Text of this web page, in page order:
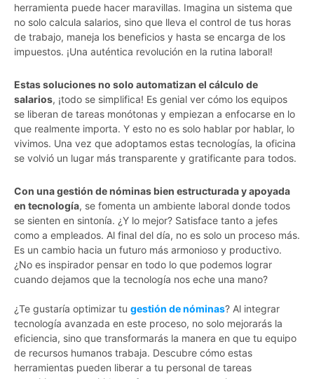
herramienta puede hacer maravillas. Imagina un sistema que
no solo calcula salarios, sino que lleva el control de tus horas
de trabajo, maneja los beneficios y hasta se encarga de los
impuestos. ¡Una auténtica revolución en la rutina laboral!
Estas soluciones no solo automatizan el cálculo de
salarios, ¡todo se simplifica! Es genial ver cómo los equipos
se liberan de tareas monótonas y empiezan a enfocarse en lo
que realmente importa. Y esto no es solo hablar por hablar, lo
vivimos. Una vez que adoptamos estas tecnologías, la oficina
se volvió un lugar más transparente y gratificante para todos.
Con una gestión de nóminas bien estructurada y apoyada
en tecnología, se fomenta un ambiente laboral donde todos
se sienten en sintonía. ¿Y lo mejor? Satisface tanto a jefes
como a empleados. Al final del día, no es solo un proceso más.
Es un cambio hacia un futuro más armonioso y productivo.
¿No es inspirador pensar en todo lo que podemos lograr
cuando dejamos que la tecnología nos eche una mano?
¿Te gustaría optimizar tu gestión de nóminas? Al integrar
tecnología avanzada en este proceso, no solo mejorarás la
eficiencia, sino que transformarás la manera en que tu equipo
de recursos humanos trabaja. Descubre cómo estas
herramientas pueden liberar a tu personal de tareas